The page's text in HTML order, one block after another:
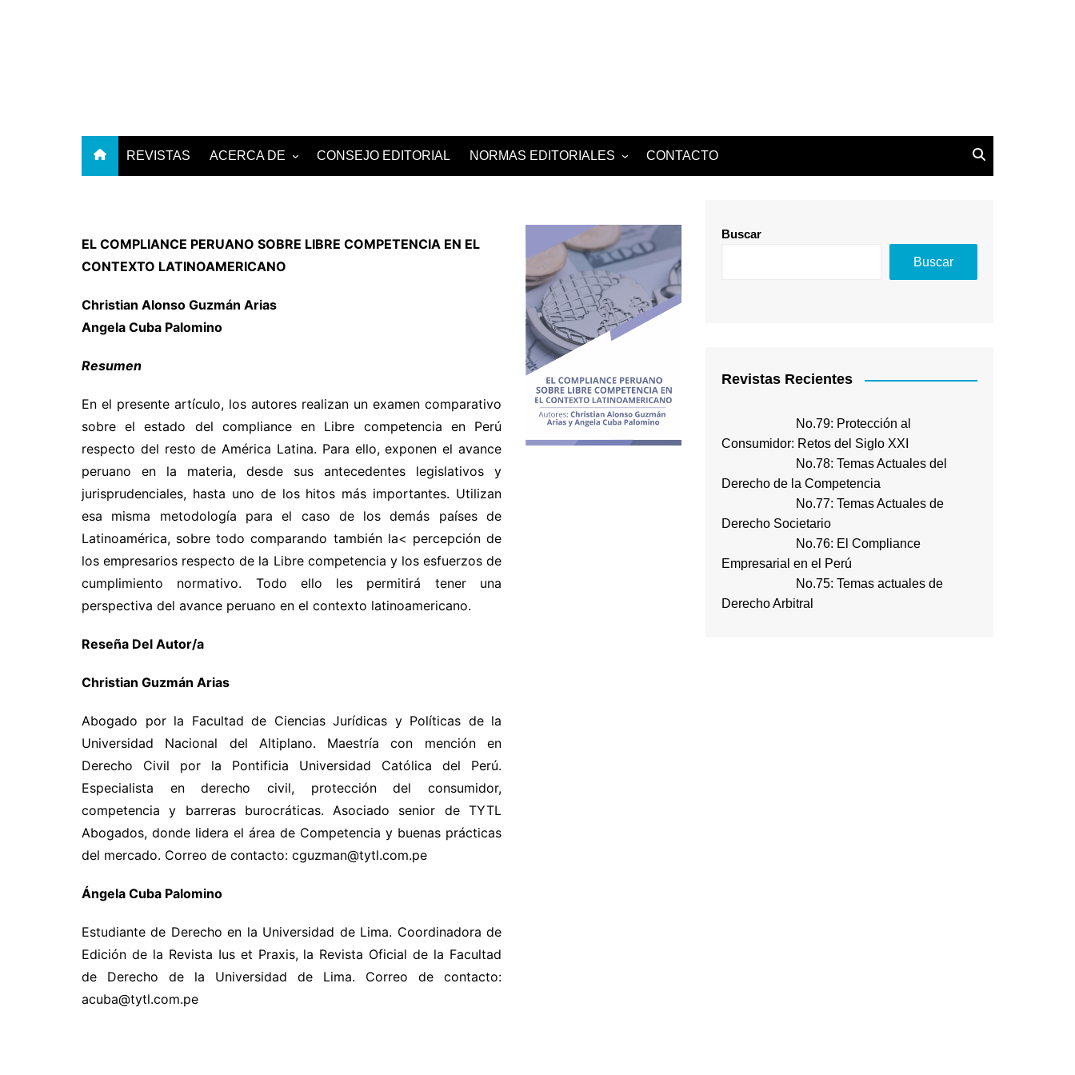
REVISTAS ACERCA DE CONSEJO EDITORIAL NORMAS EDITORIALES
PRIVACIDAD
CONTACTO
EL COMPLIANCE PERUANO SOBRE LIBRE COMPETENCIA EN EL
CONTEXTO LATINOAMERICANO
Christian Alonso Guzmán Arias
Angela Cuba Palomino
Resumen
En el presente artículo, los autores realizan un examen comparativo
sobre el estado del compliance en Libre competencia en Perú
respecto del resto de América Latina. Para ello, exponen el avance
peruano en la materia, desde sus antecedentes legislativos y
jurisprudenciales, hasta uno de los hitos más importantes. Utilizan
esa misma metodología para el caso de los demás países de
Latinoamérica, sobre todo comparando también la< percepción de
los empresarios respecto de la Libre competencia y los esfuerzos de
cumplimiento normativo. Todo ello les permitirá tener una
perspectiva del avance peruano en el contexto latinoamericano.
Reseña Del Autor/a
Christian Guzmán Arias
Abogado por la Facultad de Ciencias Jurídicas y Políticas de la
Universidad Nacional del Altiplano. Maestría con mención en
Derecho Civil por la Pontificia Universidad Católica del Perú.
Especialista en derecho civil, protección del consumidor,
competencia y barreras burocráticas. Asociado senior de TYTL
Abogados, donde lidera el área de Competencia y buenas prácticas
del mercado. Correo de contacto: cguzman@tytl.com.pe
Ángela Cuba Palomino
Estudiante de Derecho en la Universidad de Lima. Coordinadora de
Edición de la Revista Ius et Praxis, la Revista Oficial de la Facultad
de Derecho de la Universidad de Lima. Correo de contacto:
acuba@tytl.com.pe
Buscar
Buscar
Revistas Recientes
No.79: Protección al
Consumidor: Retos del Siglo XXI
No.78: Temas Actuales del
Derecho de la Competencia
No.77: Temas Actuales de
Derecho Societario
No.76: El Compliance
Empresarial en el Perú
No.75: Temas actuales de
Derecho Arbitral